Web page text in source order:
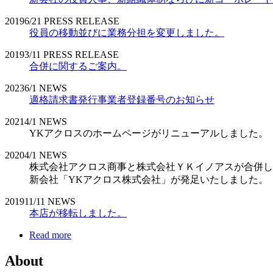
20196/21 PRESS RELEASE
役員の移動並びに業務分担を変更しました。
20193/11 PRESS RELEASE
合併に関するご案内。
20236/1 NEWS
適格請求書発行事業者登録番号のお知らせ
20214/1 NEWS
YKアクロスのホームページがリニューアルしました。
20204/1 NEWS
株式会社アクロス商事と株式会社ＹＫイノアスが合併
新会社「YKアクロス株式会社」が発足いたしました。
201911/11 NEWS
本店が移転しました。
Read more
About